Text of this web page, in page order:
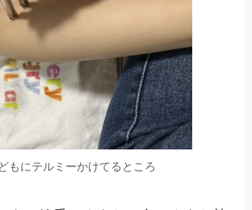
もにテルミーかけてるところ